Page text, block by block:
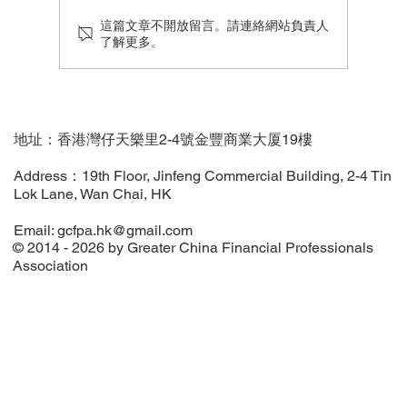
這篇文章不開放留言。請連絡網站負責人
了解更多。
地址：香港灣仔天樂里2-4號金豐商業大厦19樓
Address：19th Floor, Jinfeng Commercial Building, 2-4 Tin
Lok Lane, Wan Chai, HK
Email: gcfpa.hk@gmail.com
© 2014 - 2026 by Greater China Financial Professionals
Association